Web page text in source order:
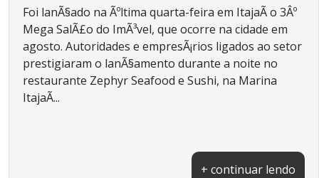
Foi lanÃ§ado na Ãºltima quarta-feira em ItajaÃ­ o 3Âº
Mega SalÃ£o do ImÃ³vel, que ocorre na cidade em
agosto. Autoridades e empresÃ¡rios ligados ao setor
prestigiaram o lanÃ§amento durante a noite no
restaurante Zephyr Seafood e Sushi, na Marina
ItajaÃ­...
+ continuar lendo